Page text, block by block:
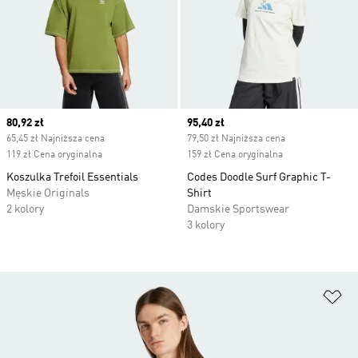
Current price
80,92 zł
65,45 zł Najniższa cena
119 zł Cena oryginalna
Koszulka Trefoil Essentials
Męskie Originals
2 kolory
Current price
95,40 zł
79,50 zł Najniższa cena
159 zł Cena oryginalna
Codes Doodle Surf Graphic T-
Shirt
Damskie Sportswear
3 kolory